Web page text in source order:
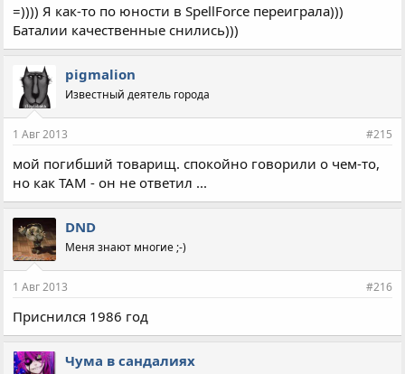
=)))) Я как-то по юности в SpellForce переиграла)))
Баталии качественные снились)))
pigmalion
Известный деятель города
1 Авг 2013 #215
мой погибший товарищ. спокойно говорили о чем-то,
но как ТАМ - он не ответил ...
DND
Меня знают многие ;-)
1 Авг 2013 #216
Приснился 1986 год
Чума в сандалиях